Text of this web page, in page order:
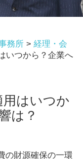
務所 > 経理・会
いつから？企業へ
用はいつか
は？
の財源確保の一環